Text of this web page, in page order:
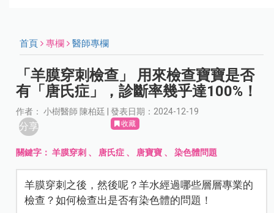
首頁 專欄 醫師專欄
「羊膜穿刺檢查」 用來檢查寶寶是否
有「唐氏症」，診斷率幾乎達100%！
作者： 小樹醫師 陳柏廷 | 發表日期：2024-12-19
分享 收藏
關鍵字：羊膜穿刺 、 唐氏症 、 唐寶寶 、染色體問題
羊膜穿刺之後，然後呢？羊水經過哪些層層專業的
檢查？如何檢查出是否有染色體的問題！